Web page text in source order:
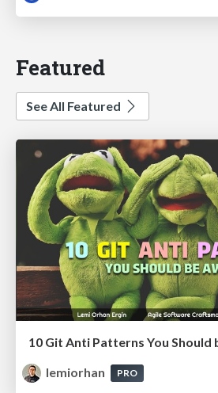
Featured
See All Featured
10 Git Anti Patterns You Should
lemiorhan
PRO